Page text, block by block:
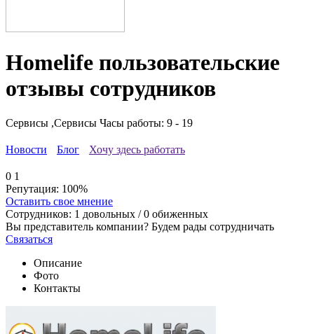
Homelife пользовательские
отзывы сотрудников
Сервисы ,Сервисы Часы работы: 9 - 19
Новости Блог Хочу здесь работать
0 1
Репутация: 100%
Оставить свое мнение
Сотрудников: 1 довольных /0 обиженных
Вы представитель компании? Будем рады сотрудничать
Связаться
Описание
Фото
Контакты